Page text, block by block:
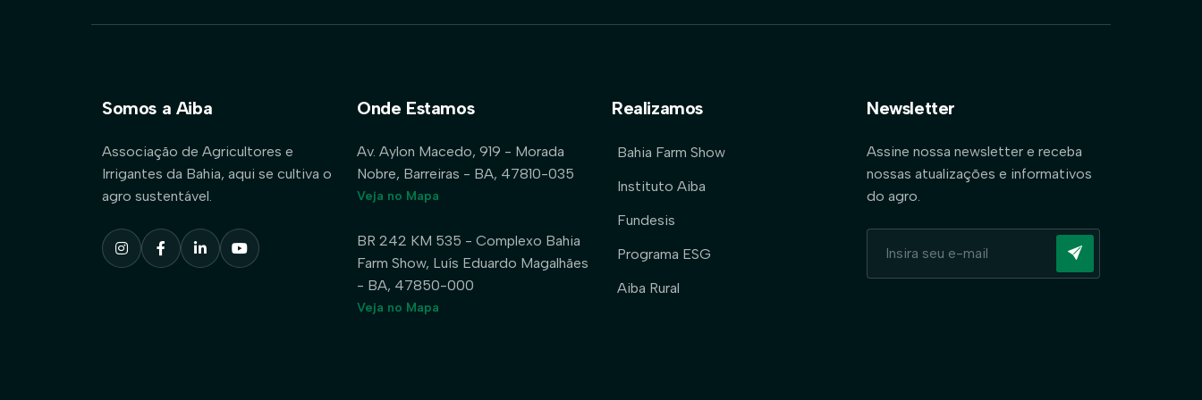
Somos a Aiba
Associação de Agricultores e
Irrigantes da Bahia, aqui se cultiva o
agro sustentável.
Onde Estamos
Av. Aylon Macedo, 919 - Morada
Nobre, Barreiras - BA, 47810-035
Veja no Mapa
BR 242 KM 535 - Complexo Bahia
Farm Show, Luís Eduardo Magalhães
- BA, 47850-000
Veja no Mapa
Realizamos
Bahia Farm Show
Instituto Aiba
Fundesis
Programa ESG
Aiba Rural
Newsletter
Assine nossa newsletter e receba
nossas atualizações e informativos
do agro.